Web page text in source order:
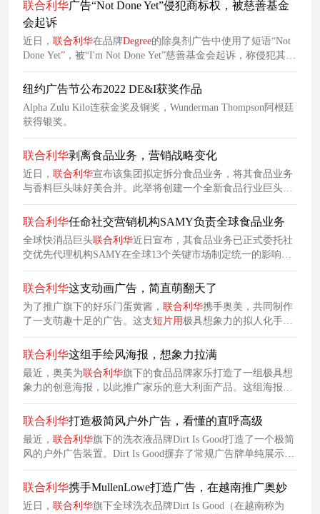
联合利华广告“Not Done Yet”侵犯商标权，被慈善基金
会起诉
近日， 联合利华在品牌Degree的除臭剂广告中使用了短语“Not
Done Yet”，被“I'm Not Done Yet”慈善基金会起诉，称侵犯其商
标权，并向法院申请，禁止联合利华使用该短语，并要求其赔
偿金钱损失。
纽约广告节公布2022 DE&I获奖作品
Alpha Zulu Kilo连获金奖及铜奖，Wunderman Thompson阿根廷
获得银奖。
联合利华剥离食品业务，营销战略变化
近日， 联合利华宣布该集团拟定拆分食品业务，将其食品业务
与香料巨头味好美合并。此举将创建一个全新食品行业巨头，
同时使联合利华转型为一家更加专注于美容和家居护理的公
司。此次食品业务拆分也将对行业营销格局产生重要影响。
联合利华任命社交营销机构SAMY负责全球食品业务
全球快消品巨头联合利华近日宣布，其食品业务已正式委托社
交优先代理机构SAMY在全球13个关键市场制定统一的影响力
营销战略。据悉，联合利华的这一社交优先战略深度根植于社
交平台，核心目标是实时响应全球各地的文化变化，让品牌与
消费者建立更具关联性的深度连接。
联合利华这支动画广告，简直萌翻天了
为了推广旗下的好乐门蛋黄酱， 联合利华携手奥美，共同制作
了一支萌趣十足的广告。这支短片用极具想象力的拟人化手
法，把“味蕾体验”转化为具象又可爱的卡通叙事，将消费者品
尝食物时的味蕾反应，具象成一群有情绪、有动作的迷你卡通
小人，整个
充满了童真趣味。
联合利华这组手绘风海报，想象力拉满
最近，奥美为联合利华旗下的食品品牌家乐打造了一组极具想
象力的创意海报，以此推广家乐的意大利面产品。这组海报采
用手绘的形式，将意大利面与各种日常生活元素进行奇妙组
合，构建出充满想象力的超现实场景，侧面反映出家乐意大利
面的美味和吸引力。
联合利华打造极简风户外广告，看懂的直呼高级
最近， 联合利华旗下的洗衣液品牌Dirt Is Good打造了一个极简
风的户外广告装置。Dirt Is Good摒弃了常规广告牌单纯展示文
案和图像的模式，其广告牌上除了右上角有“泥土是好东西”的
品牌标识外，没有任何一句文案标语或是产品信息，但却胜过
千言万语。
联合利华携手MullenLowe打造广告，在越南推广奥妙
近日， 联合利华旗下全球洗衣品牌Dirt Is Good（在越南称为